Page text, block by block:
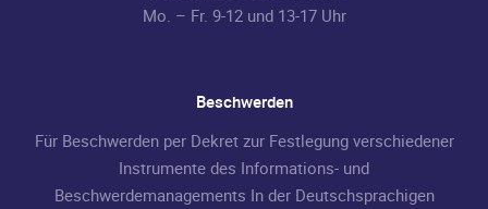
Mo. – Fr. 9-12 und 13-17 Uhr
Beschwerden
Für Beschwerden per Dekret zur Festlegung verschiedener
Instrumente des Informations- und
Beschwerdemanagements In der Deutschsprachigen